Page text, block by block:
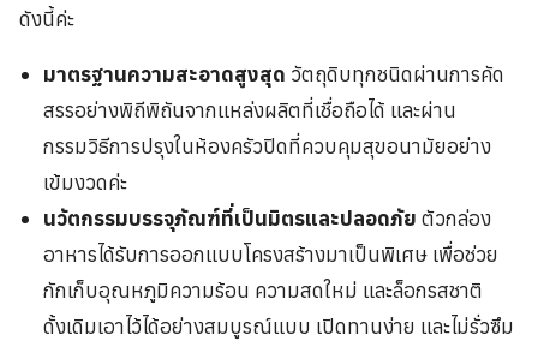
ดังนี้ค่ะ
มาตรฐานความสะอาดสูงสุด วัตถุดิบทุกชนิดผ่านการคัด
สรรอย่างพิถีพิถันจากแหล่งผลิตที่เชื่อถือได้ และผ่าน
กรรมวิธีการปรุงในห้องครัวปิดที่ควบคุมสุขอนามัยอย่าง
เข้มงวดค่ะ
นวัตกรรมบรรจุภัณฑ์ที่เป็นมิตรและปลอดภัย ตัวกล่อง
อาหารได้รับการออกแบบโครงสร้างมาเป็นพิเศษ เพื่อช่วย
กักเก็บอุณหภูมิความร้อน ความสดใหม่ และล็อกรสชาติ
ดั้งเดิมเอาไว้ได้อย่างสมบูรณ์แบบ เปิดทานง่าย และไม่รั่วซึม